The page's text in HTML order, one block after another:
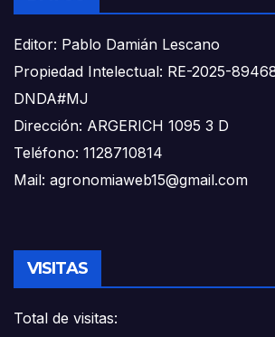
Editor: Pablo Damián Lescano
Propiedad Intelectual: RE-2025-
DNDA#MJ
Dirección: ARGERICH 1095 3 D
Teléfono: 1128710814
Mail: agronomiaweb15@gmail.com
VISITAS
Total de visitas: